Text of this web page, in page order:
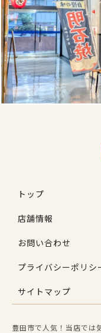
トップ
店舗情報
お問い合わせ
プライバシーポリシ
サイトマップ
豊田市で人気！当店では